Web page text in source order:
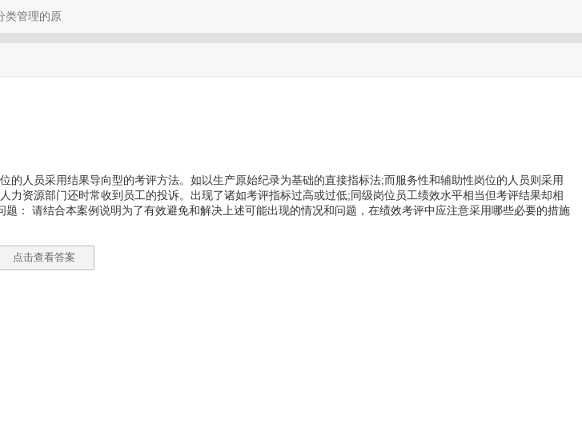
类管理的原
人员采用结果导向型的考评方法。如以生产原始纪录为基础的直接指标法;而服务性和辅助性岗位的人员则采用
资源部门还时常收到员工的投诉。出现了诸如考评指标过高或过低;同级岗位员工绩效水平相当但考评结果却相
： 请结合本案例说明为了有效避免和解决上述可能出现的情况和问题，在绩效考评中应注意采用哪些必要的措施
点击查看答案